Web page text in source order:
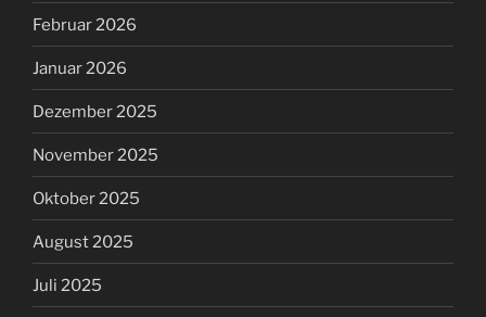
Februar 2026
Januar 2026
Dezember 2025
November 2025
Oktober 2025
August 2025
Juli 2025